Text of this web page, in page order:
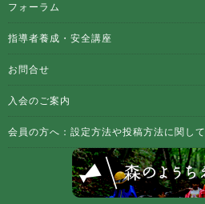
フォーラム
指導者養成・安全講座
お問合せ
入会のご案内
会員の方へ：設定方法や投稿方法に関して